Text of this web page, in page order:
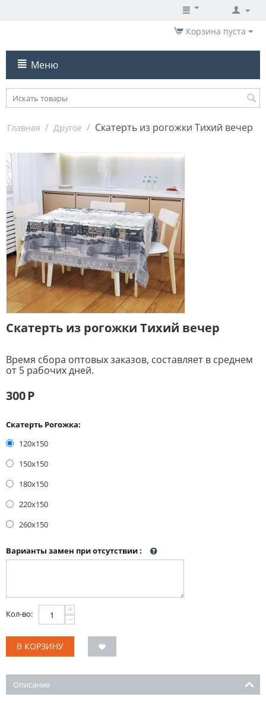
Корзина пуста
Меню
Главная / Другое / Скатерть из рогожки Тихий вечер
Скатерть из рогожки Тихий вечер
Время сбора оптовых заказов, составляет в среднем
от 5 рабочих дней.
300Р
Скатерть Рогожка:
120х150
150х150
180х150
220х150
260х150
Варианты замен при отсутствии:
Кол-во: +
−
В КОРЗИНУ
Описание